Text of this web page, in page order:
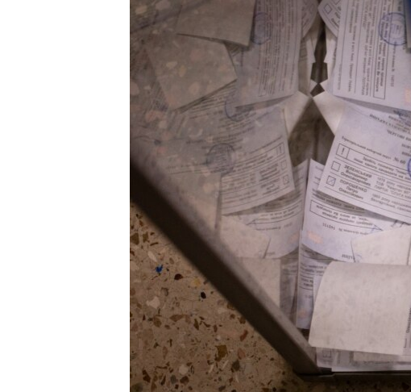
КРЫМ.НЕПОКОРЕННЫЙ
УКРАИНСКАЯ ПРОБЛЕМА КРЫМА